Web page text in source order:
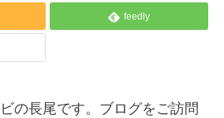
feedly
の長尾です。ブログをご訪問